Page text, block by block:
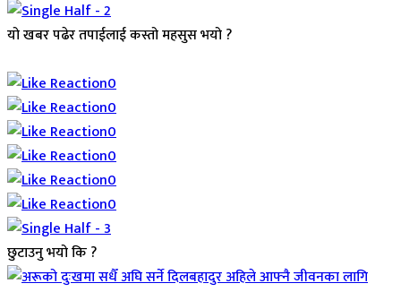
यो खबर पढेर तपाईलाई कस्तो महसुस भयो ?
0
0
0
0
0
0
छुटाउनु भयो कि ?